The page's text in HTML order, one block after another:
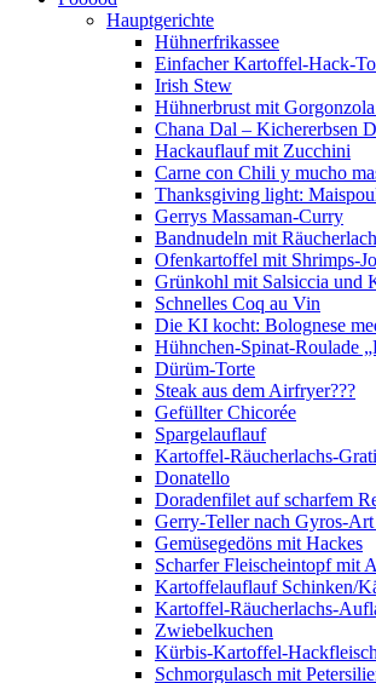
Hauptgerichte
Hühnerfrikassee
Einfacher Kartoffel-Hack-
Irish Stew
Hühnerbrust mit
Chana Dal – Kichererbsen
Hackauflauf mit Zucchini
Carne con Chili y mucho
Thanksgiving light:
Gerrys Massaman-Curry
Bandnudeln mit
Ofenkartoffel mit Shrimps-
Grünkohl mit Salsiccia und
Schnelles Coq au Vin
Die KI kocht: Bolognese
Hühnchen-Spinat-Roulade
Dürüm-Torte
Steak aus dem Airfryer???
Gefüllter Chicorée
Spargelauflauf
Kartoffel-Räucherlachs-
Donatello
Doradenfilet auf scharfem
Gerry-Teller nach Gyros-
Gemüsegedöns mit Hackes
Scharfer Fleischeintopf mit
Kartoffelauflauf Schinken/
Kartoffel-Räucherlachs-
Zwiebelkuchen
Kürbis-Kartoffel-
Schmorgulasch mit